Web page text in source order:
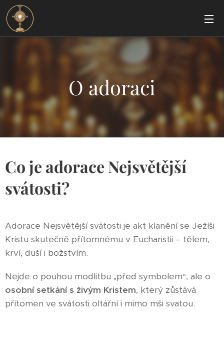
O adoraci
Co je adorace Nejsvětější
svátosti?
Adorace Nejsvětější svátosti je akt klanění se Ježíši
Kristu skutečně přítomnému v Eucharistii – tělem,
krví, duší i božstvím.
Nejde o pouhou modlitbu „před symbolem“, ale o
osobní setkání s živým Kristem, který zůstává
přítomen ve svátosti oltářní i mimo mši svatou.